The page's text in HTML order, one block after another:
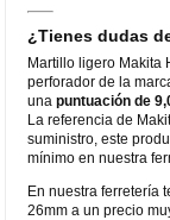
¿Tienes dudas
Martillo ligero Makita
perforador de la
unapuntuación de
La referencia de
suministro, este
mínimo en nuestra
En nuestra ferretería
26mm a un precio